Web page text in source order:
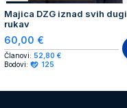
NOVO
Majica DZG iznad svih dugi
rukav
60,00 €
Članovi: 52,80 €
Bodovi:
125